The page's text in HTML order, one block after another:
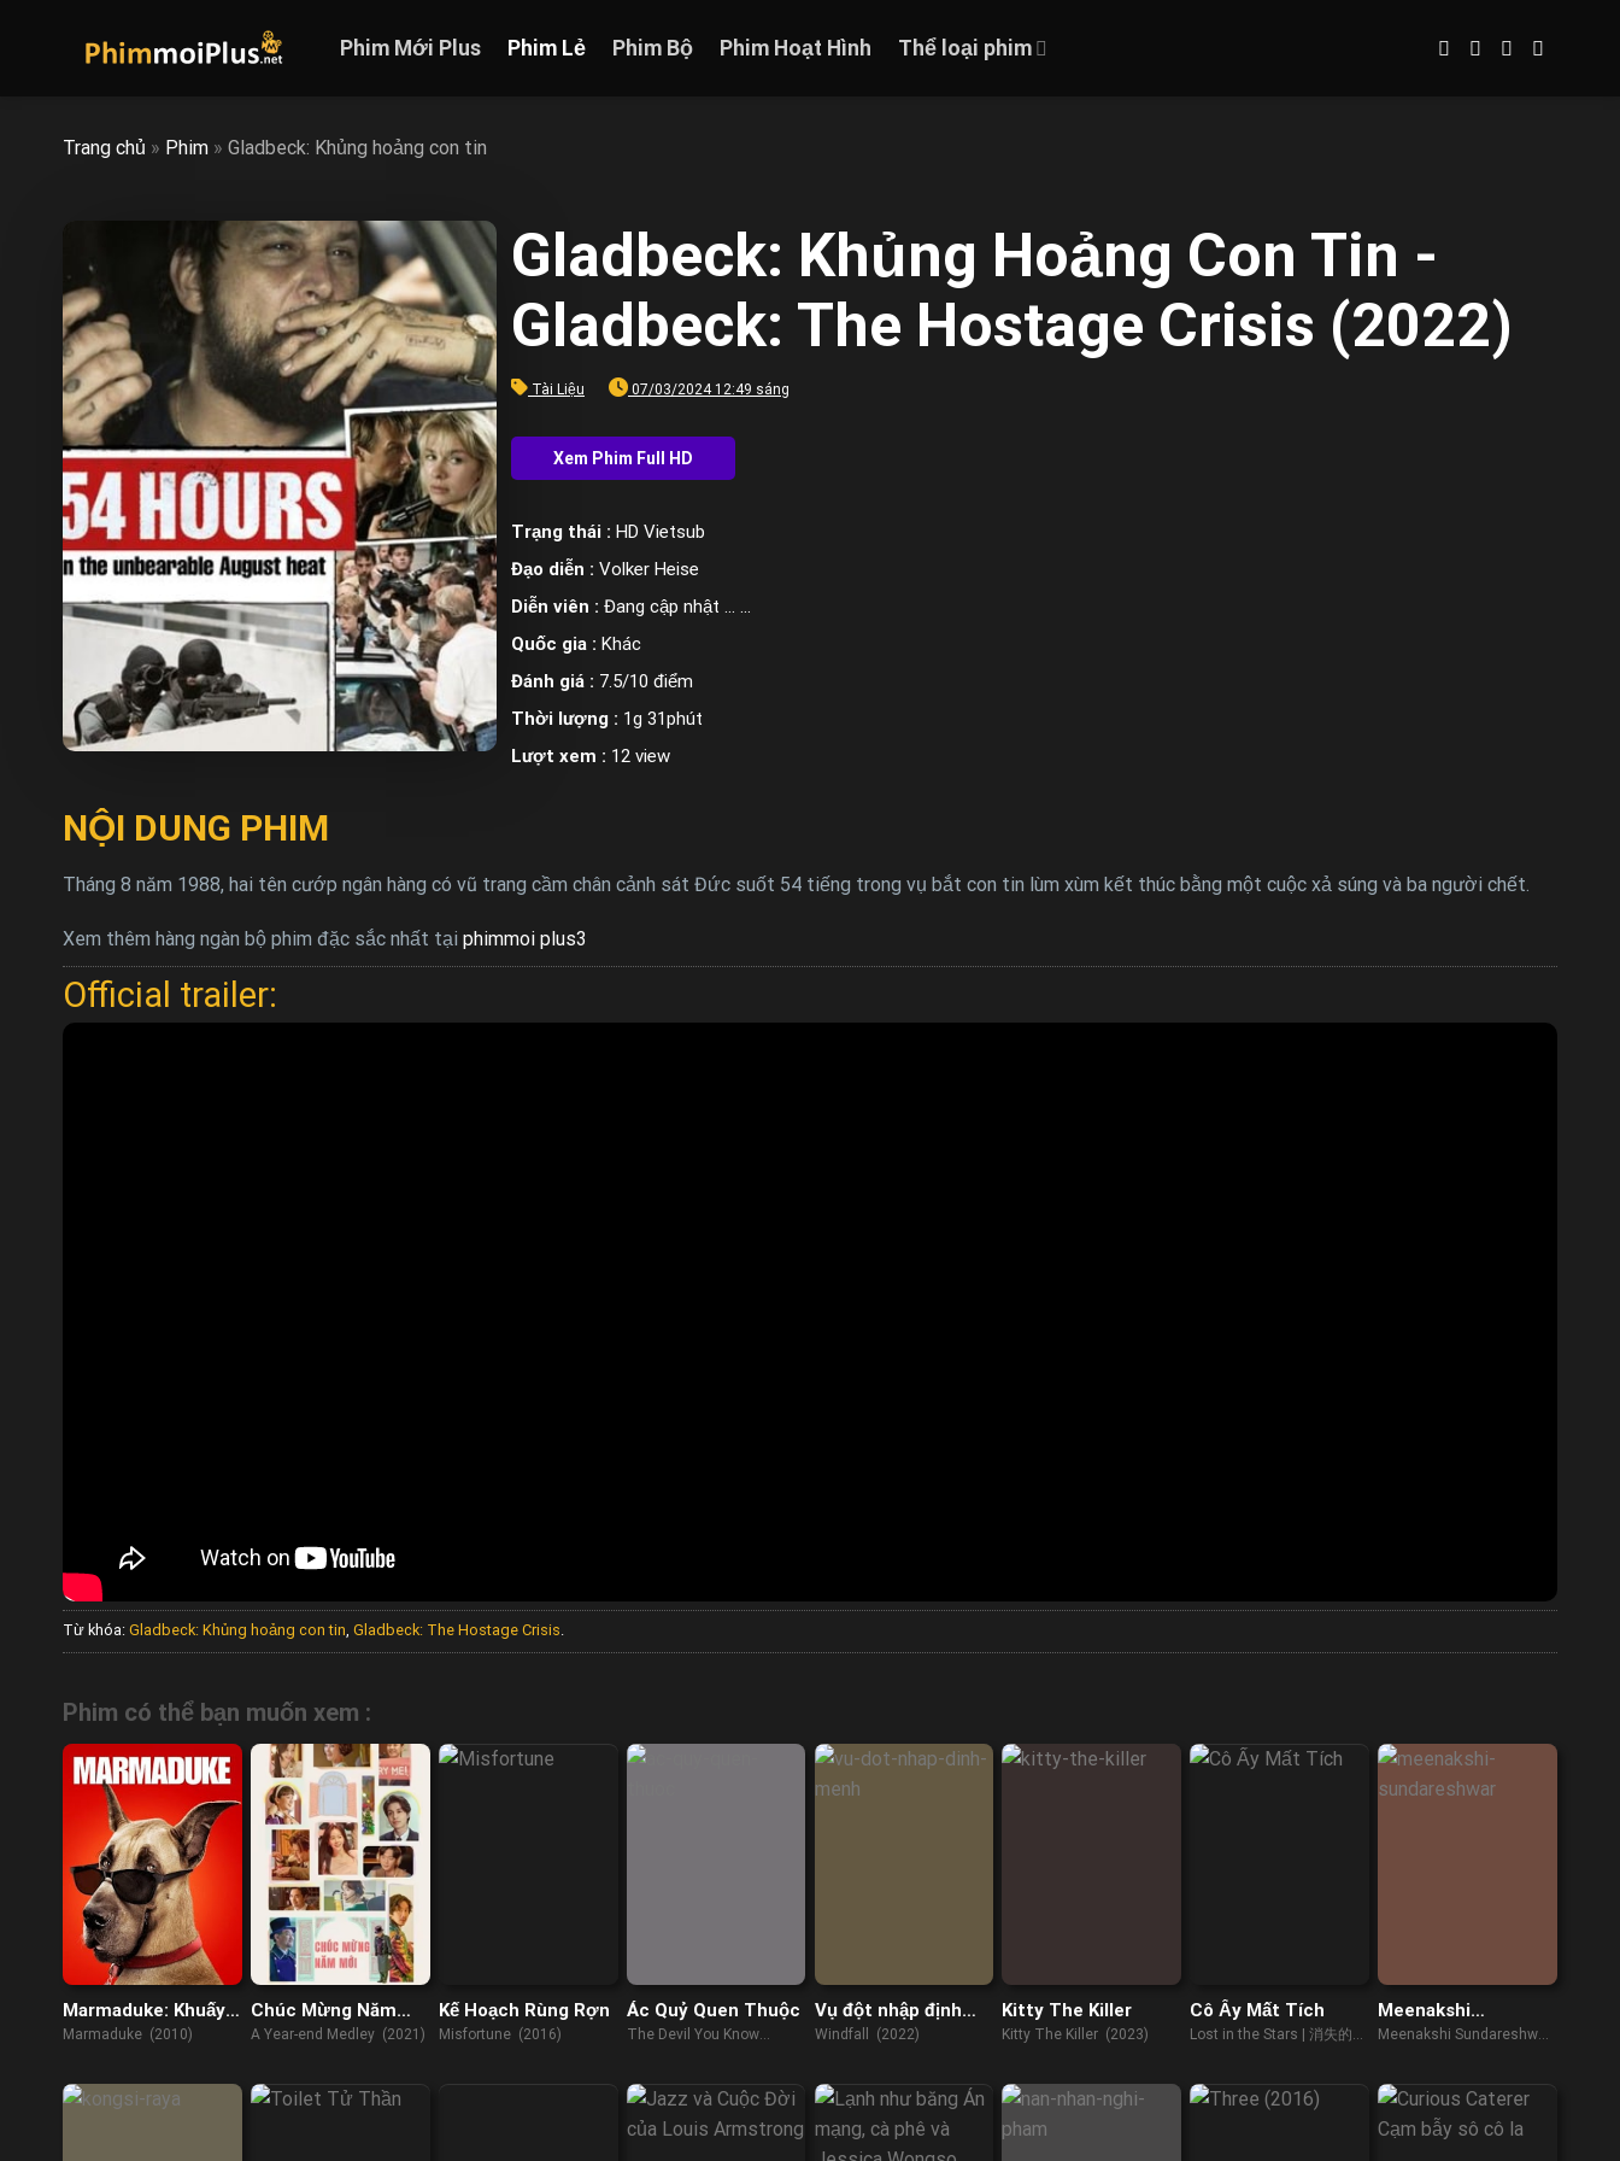
Phim Mới Plus Phim Lẻ Phim Bộ Phim Hoạt Hình Thể loại phim
Trang chủ » Phim » Gladbeck: Khủng hoảng con tin
Gladbeck: Khủng Hoảng Con Tin -
Gladbeck: The Hostage Crisis (2022)
Tài Liệu 07/03/2024 12:49 sáng
Trạng thái : HD Vietsub
Đạo diễn : Volker Heise
Diễn viên : Đang cập nhật ... ...
Quốc gia : Khác
Đánh giá : 7.5/10 điểm
Thời lượng : 1g 31phút
Lượt xem : 12 view
NỘI DUNG PHIM
Tháng 8 năm 1988, hai tên cướp ngân hàng có vũ trang cầm chân cảnh sát Đức suốt 54 tiếng trong vụ bắt con tin lùm xùm kết thúc bằng một cuộc xả súng và ba người chết.
Xem thêm hàng ngàn bộ phim đặc sắc nhất tại phimmoi plus3
Official trailer:
Từ khóa: Gladbeck: Khủng hoảng con tin Gladbeck: The Hostage Crisis
Phim có thể bạn muốn xem :
Marmaduke: Khuấy
Động Mùa Hè
Marmaduke (2010)
Chúc Mừng Năm
Mới
A Year-end Medley (2021)
Kế Hoạch Rùng Rợn
Misfortune (2016)
Ác Quỷ Quen Thuộc
The Devil You Know
Vụ đột nhập định
mệnh
Windfall (2022)
Kitty The Killer
Kitty The Killer (2023)
Cô Ấy Mất Tích
Lost in the Stars | 消失的她
Meenakshi
Sundareshwar
Meenakshi Sundareshwar